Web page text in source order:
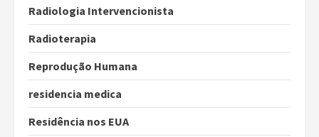
Radiologia Intervencionista
Radioterapia
Reprodução Humana
residencia medica
Residência nos EUA